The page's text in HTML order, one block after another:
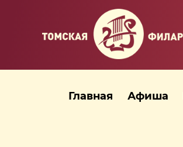
Главная Афиша